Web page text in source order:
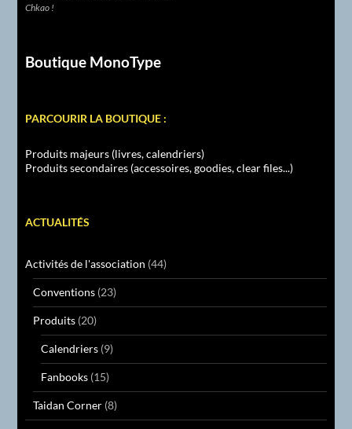
Chkao !
Boutique MonoType
PARCOURIR LA BOUTIQUE :
Produits majeurs (livres, calendriers)
Produits secondaires (accessoires, goodies, clear files...)
ACTUALITÉS
Activités de l'association (44)
Conventions (23)
Produits (20)
Calendriers (9)
Fanbooks (15)
Taidan Corner (8)